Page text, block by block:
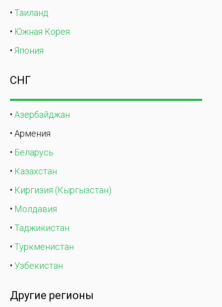
• Таиланд
• Южная Корея
• Япония
СНГ
• Азербайджан
• Армения
• Беларусь
• Казахстан
• Киргизия (Кыргызстан)
• Молдавия
• Таджикистан
• Туркменистан
• Узбекистан
Другие регионы